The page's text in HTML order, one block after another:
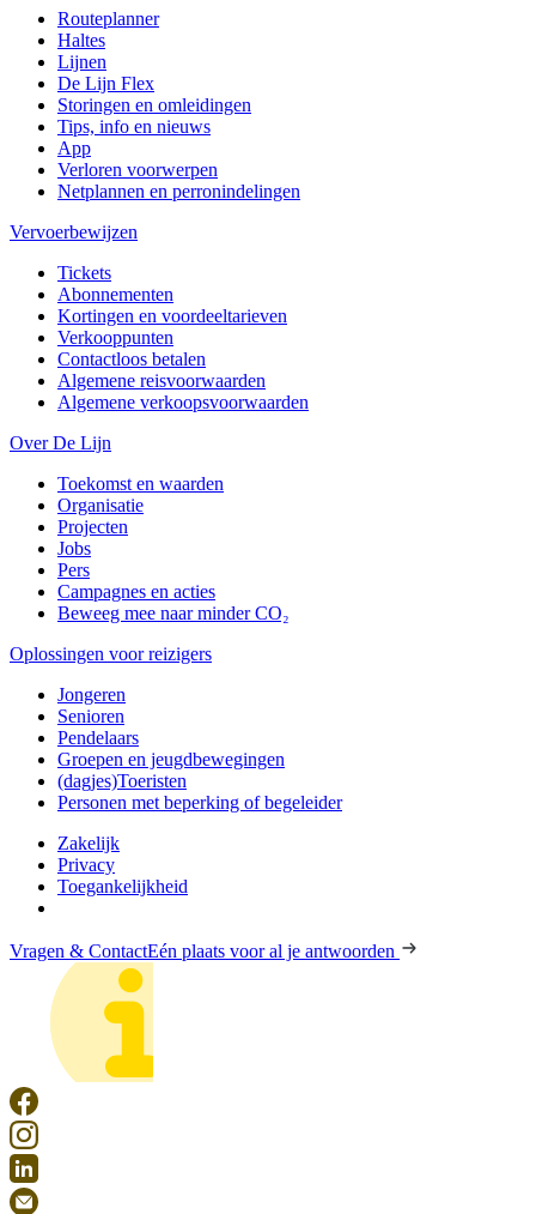
Routeplanner
Haltes
Lijnen
De Lijn Flex
Storingen en omleidingen
Tips, info en nieuws
App
Verloren voorwerpen
Netplannen en perronindelingen
Vervoerbewijzen
Tickets
Abonnementen
Kortingen en voordeeltarieven
Verkooppunten
Contactloos betalen
Algemene reisvoorwaarden
Algemene verkoopsvoorwaarden
Over De Lijn
Toekomst en waarden
Organisatie
Projecten
Jobs
Pers
Campagnes en acties
Beweeg mee naar minder CO₂
Oplossingen voor reizigers
Jongeren
Senioren
Pendelaars
Groepen en jeugdbewegingen
(dagjes)Toeristen
Personen met beperking of begeleider
Zakelijk
Privacy
Toegankelijkheid
Vragen & ContactEén plaats voor al je antwoorden